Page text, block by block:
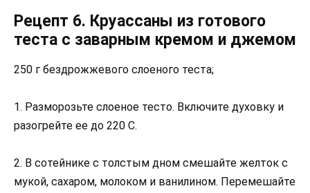
Рецепт 6. Круассаны из готового
теста с заварным кремом и джемом
250 г бездрожжевого слоеного теста;
1. Разморозьте слоеное тесто. Включите духовку и
разогрейте ее до 220 С.
2. В сотейнике с толстым дном смешайте желток с
мукой, сахаром, молоком и ванилином. Перемешайте